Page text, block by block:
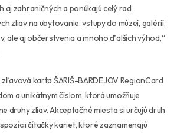
aj zahraničných a ponúkajú celý rad
zliav na ubytovanie, vstupy do múzeí, galérií,
ale aj občerstvenia a mnoho ďalších výhod,“
karta ŠARIŠ-BARDEJOV RegionCard
a unikátnym číslom, ktorá umožňuje
druhy zliav. Akceptačné miesta si určujú druh
čítačky kariet, ktoré zaznamenajú